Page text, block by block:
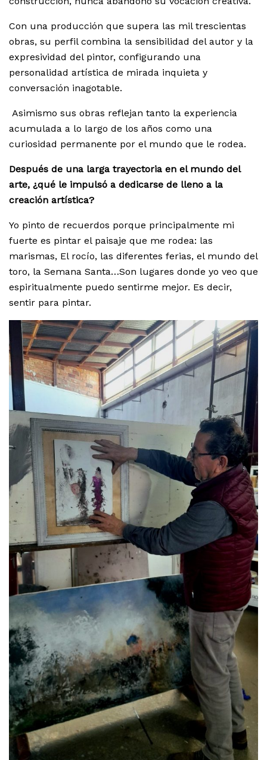
Con una producción que supera las mil trescientas
obras, su perfil combina la sensibilidad del autor y la
expresividad del pintor, configurando una
personalidad artística de mirada inquieta y
conversación inagotable.
Asimismo sus obras reflejan tanto la experiencia
acumulada a lo largo de los años como una
curiosidad permanente por el mundo que le rodea.
Después de una larga trayectoria en el mundo del
arte, ¿qué le impulsó a dedicarse de lleno a la
creación artística?
Yo pinto de recuerdos porque principalmente mi
fuerte es pintar el paisaje que me rodea: las
marismas, El rocío, las diferentes ferias, el mundo del
toro, la Semana Santa…Son lugares donde yo veo que
espiritualmente puedo sentirme mejor. Es decir,
sentir para pintar.